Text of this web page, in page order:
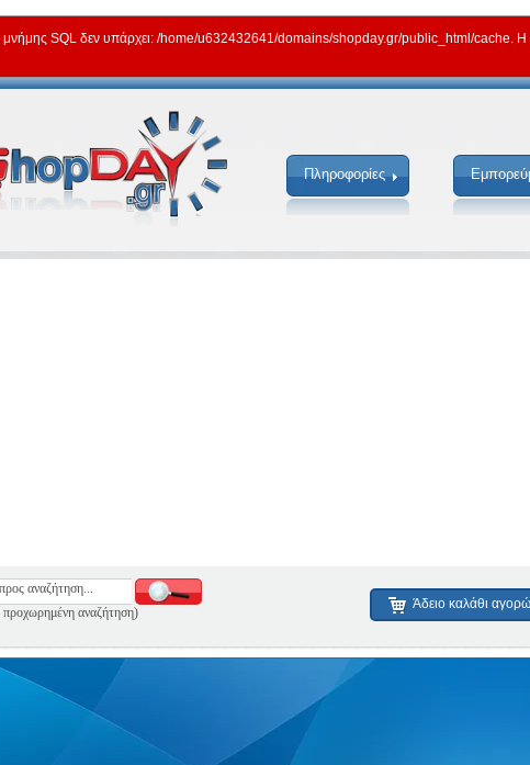
SQL δεν υπάρχει: /home/u632432641/domains/shopday.gr/public_html/cache. Η
Πληροφορίες
προχωρημένη αναζήτηση)
Άδειο καλάθι